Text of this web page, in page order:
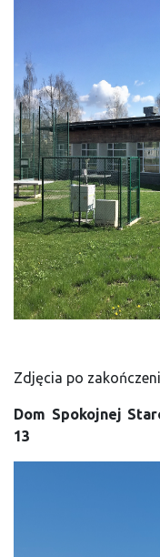
Zdjęcia po
Dom Spokojnej
13